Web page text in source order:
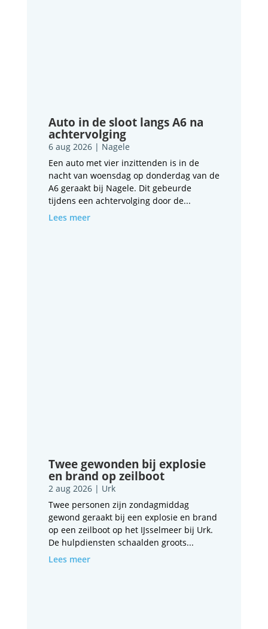
Auto in de sloot langs A6 na
achtervolging
6 aug 2026| Nagele
Een auto met vier inzittenden is in de
nacht van woensdag op donderdag van de
A6 geraakt bij Nagele. Dit gebeurde
tijdens een achtervolging door de...
Lees meer
Twee gewonden bij explosie
en brand op zeilboot
2 aug 2026| Urk
Twee personen zijn zondagmiddag
gewond geraakt bij een explosie en brand
op een zeilboot op het IJsselmeer bij Urk.
De hulpdiensten schaalden groots...
Lees meer